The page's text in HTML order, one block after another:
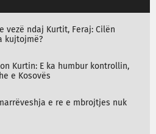
vezë ndaj Kurtit, Feraj: Cilën
kujtojmë?
Kurtin: E ka humbur kontrollin,
e Kosovës
e re e mbrojtjes nuk